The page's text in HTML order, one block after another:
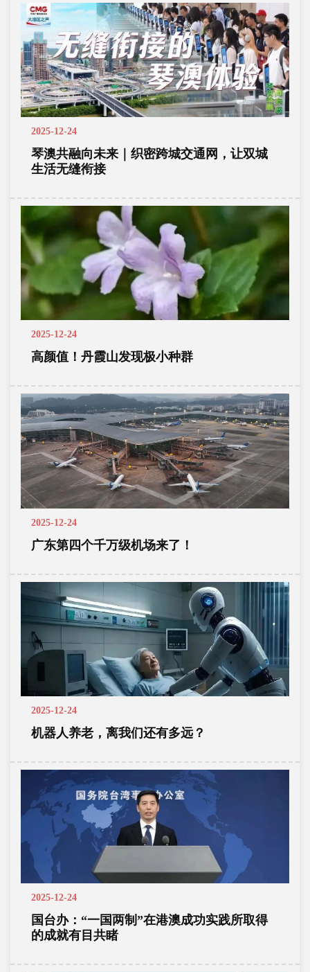
2025-12-24
琴澳共融向未来｜织密跨城交通网，让双城
生活无缝衔接
2025-12-24
高颜值！丹霞山发现极小种群
2025-12-24
广东第四个千万级机场来了！
2025-12-24
机器人养老，离我们还有多远？
2025-12-24
国台办：“一国两制”在港澳成功实践所取得
的成就有目共睹